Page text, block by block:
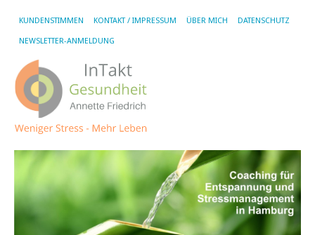
KUNDENSTIMMEN KONTAKT / IMPRESSUM ÜBER MICH DATENSCHUTZ
NEWSLETTER-ANMELDUNG